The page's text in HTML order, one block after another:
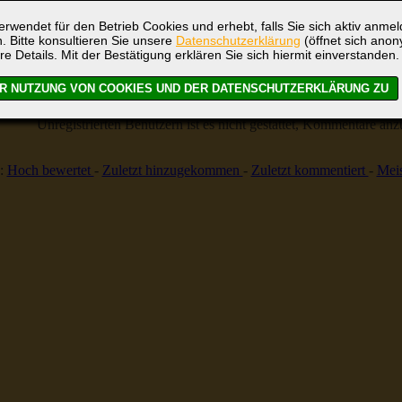
für den Betrieb Cookies und erhebt, falls Sie sich aktiv
Bitte konsultieren Sie unsere Datenschutzerklärung (öffnet sich
Details. Mit der Bestätigung erklären Sie sich hiermit einverstanden.
Globus
Bild-Bewertung
10
Kommentare
Unregistrierten Benutzern ist es nicht gestattet, Kommentare
Hoch bewertet - Zuletzt hinzugekommen - Zuletzt kommentiert -